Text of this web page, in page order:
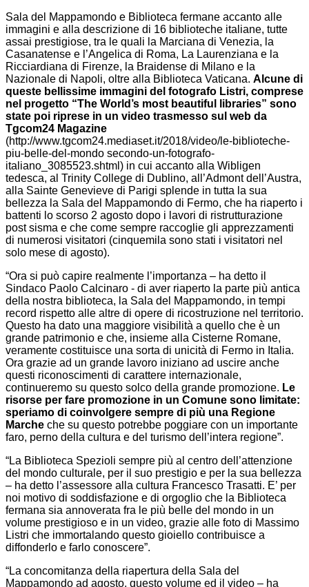
Sala del Mappamondo e Biblioteca fermane accanto alle
immagini e alla descrizione di 16 biblioteche italiane, tutte
assai prestigiose, tra le quali la Marciana di Venezia, la
Casanatense e l’Angelica di Roma, La Laurenziana e la
Ricciardiana di Firenze, la Braidense di Milano e la
Nazionale di Napoli, oltre alla Biblioteca Vaticana. Alcune di
queste bellissime immagini del fotografo Listri, comprese
nel progetto “The World’s most beautiful libraries” sono
state poi riprese in un video trasmesso sul web da
Tgcom24 Magazine
(http://www.tgcom24.mediaset.it/2018/video/le-biblioteche-
piu-belle-del-mondo secondo-un-fotografo-
italiano_3085523.shtml) in cui accanto alla Wibligen
tedesca, al Trinity College di Dublino, all’Admont dell’Austra,
alla Sainte Genevieve di Parigi splende in tutta la sua
bellezza la Sala del Mappamondo di Fermo, che ha riaperto i
battenti lo scorso 2 agosto dopo i lavori di ristrutturazione
post sisma e che come sempre raccoglie gli apprezzamenti
di numerosi visitatori (cinquemila sono stati i visitatori nel
solo mese di agosto).
“Ora si può capire realmente l’importanza – ha detto il
Sindaco Paolo Calcinaro - di aver riaperto la parte più antica
della nostra biblioteca, la Sala del Mappamondo, in tempi
record rispetto alle altre di opere di ricostruzione nel territorio.
Questo ha dato una maggiore visibilità a quello che è un
grande patrimonio e che, insieme alla Cisterne Romane,
veramente costituisce una sorta di unicità di Fermo in Italia.
Ora grazie ad un grande lavoro iniziano ad uscire anche
questi riconoscimenti di carattere internazionale,
continueremo su questo solco della grande promozione. Le
risorse per fare promozione in un Comune sono limitate:
speriamo di coinvolgere sempre di più una Regione
Marche che su questo potrebbe poggiare con un importante
faro, perno della cultura e del turismo dell’intera regione”.
“La Biblioteca Spezioli sempre più al centro dell’attenzione
del mondo culturale, per il suo prestigio e per la sua bellezza
– ha detto l’assessore alla cultura Francesco Trasatti. E’ per
noi motivo di soddisfazione e di orgoglio che la Biblioteca
fermana sia annoverata fra le più belle del mondo in un
volume prestigioso e in un video, grazie alle foto di Massimo
Listri che immortalando questo gioiello contribuisce a
diffonderlo e farlo conoscere”.
“La concomitanza della riapertura della Sala del
Mappamondo ad agosto, questo volume ed il video – ha